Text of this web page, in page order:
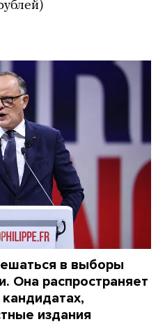
в выборы
Она распространяет
издания